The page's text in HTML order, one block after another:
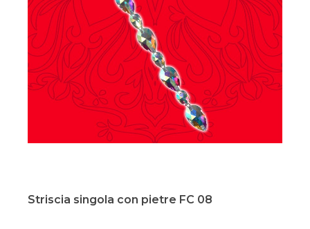
Striscia singola con pietre FC 08